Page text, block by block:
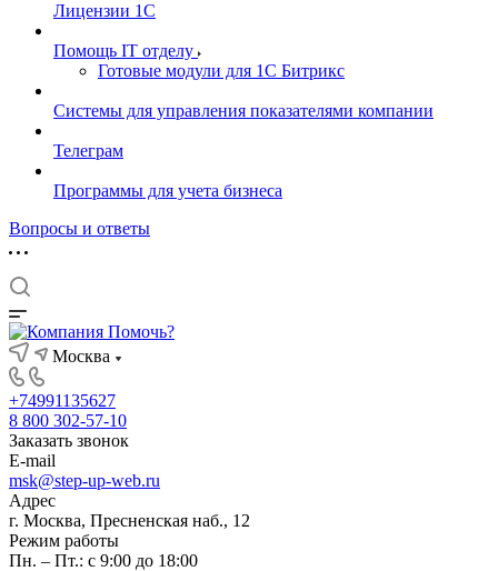
Лицензии 1С
Помощь IT отделу
Готовые модули для 1С Битрикс
Системы для управления показателями компании
Телеграм
Программы для учета бизнеса
Вопросы и ответы
Москва
+74991135627
8 800 302-57-10
Заказать звонок
E-mail
msk@step-up-web.ru
Адрес
г. Москва, Пресненская наб., 12
Режим работы
Пн. – Пт.: с 9:00 до 18:00